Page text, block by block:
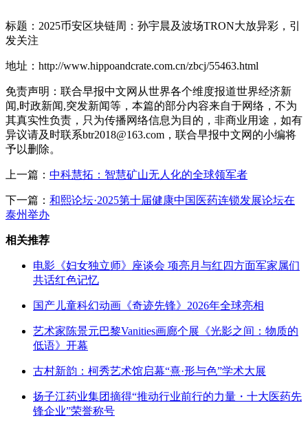
标题：​2025币安区块链周：孙宇晨及波场TRON大放异彩，引
发关注
地址：http://www.hippoandcrate.com.cn/zbcj/55463.html
免责声明：联合早报中文网从世界各个维度报道世界经济新
闻,时政新闻,突发新闻等，本篇的部分内容来自于网络，不为
其真实性负责，只为传播网络信息为目的，非商业用途，如有
异议请及时联系btr2018@163.com，联合早报中文网的小编将
予以删除。
上一篇： 中科慧拓：智慧矿山无人化的全球领军者
下一篇： 和熙论坛·2025第十届健康中国医药连锁发展论坛在
泰州举办
相关推荐
电影《妇女独立师》座谈会 项亮月与红四方面军家属们
共话红色记忆
国产儿童科幻动画《奇迹先锋》2026年全球亮相
艺术家陈景元巴黎Vanities画廊个展《光影之间：物质的
低语》开幕
古村新韵：柯秀艺术馆启幕“熹·形与色”学术大展
扬子江药业集团摘得“推动行业前行的力量・十大医药先
锋企业”荣誉称号